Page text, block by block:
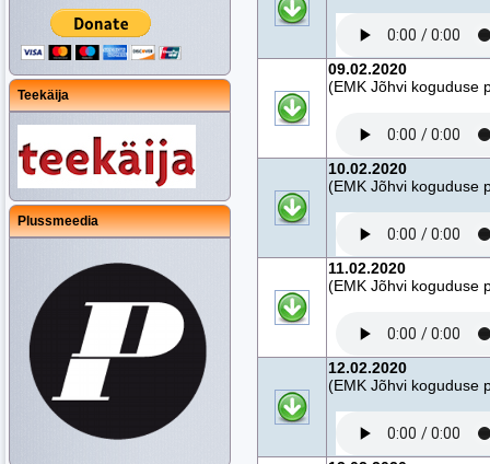
Teekäija
Plussmeedia
09.02.2020
(EMK Jõhvi koguduse
10.02.2020
(EMK Jõhvi koguduse
11.02.2020
(EMK Jõhvi koguduse
12.02.2020
(EMK Jõhvi koguduse